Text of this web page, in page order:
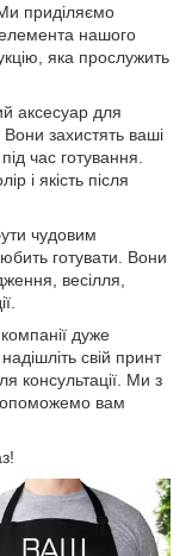
Ми приділяємо
елемента нашого
яка прослужить
аксесуар для
Вони захистять ваші
час готування.
і якість після
чудовим
готувати. Вони
весілля,
дуже
свій принт
консультації. Ми з
вам